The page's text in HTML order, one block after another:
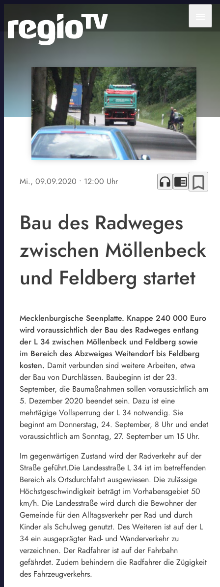
Mi., 09.09.2020 • 12:00 Uhr headphones chrome_reader_mode bookmark_border
Bau des Radweges
zwischen Möllenbeck
und Feldberg startet
Mecklenburgische Seenplatte. Knappe 240 000 Euro
wird voraussichtlich der Bau des Radweges entlang
der L 34 zwischen Möllenbeck und Feldberg sowie
im Bereich des Abzweiges Weitendorf bis Feldberg
kosten. Damit verbunden sind weitere Arbeiten, etwa
der Bau von Durchlässen. Baubeginn ist der 23.
September, die Baumaßnahmen sollen voraussichtlich am
5. Dezember 2020 beendet sein. Dazu ist eine
mehrtägige Vollsperrung der L 34 notwendig. Sie
beginnt am Donnerstag, 24. September, 8 Uhr und endet
voraussichtlich am Sonntag, 27. September um 15 Uhr.
Im gegenwärtigen Zustand wird der Radverkehr auf der
Straße geführt.Die Landesstraße L 34 ist im betreffenden
Bereich als Ortsdurchfahrt ausgewiesen. Die zulässige
Höchstgeschwindigkeit beträgt im Vorhabensgebiet 50
km/h. Die Landesstraße wird durch die Bewohner der
Gemeinde für den Alltagsverkehr per Rad und durch
Kinder als Schulweg genutzt. Des Weiteren ist auf der L
34 ein ausgeprägter Rad- und Wanderverkehr zu
verzeichnen. Der Radfahrer ist auf der Fahrbahn
gefährdet. Zudem behindern die Radfahrer die Zügigkeit
des Fahrzeugverkehrs.